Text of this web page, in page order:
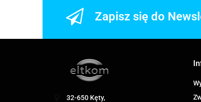
Zapisz się do
32-650 Kęty,